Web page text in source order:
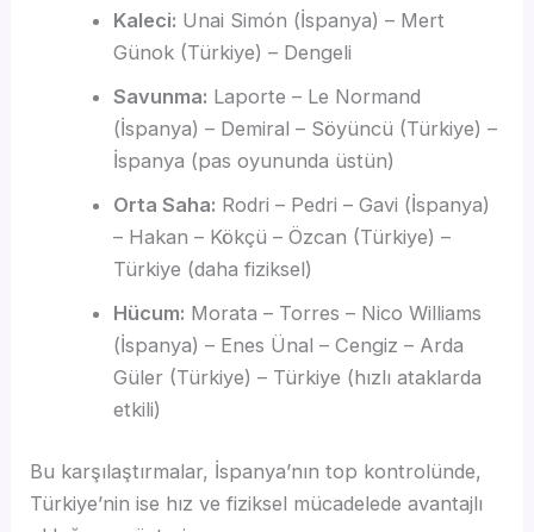
Kaleci: Unai Simón (İspanya) – Mert
Günok (Türkiye) – Dengeli
Savunma: Laporte – Le Normand
(İspanya) – Demiral – Söyüncü (Türkiye) –
İspanya (pas oyununda üstün)
Orta Saha: Rodri – Pedri – Gavi (İspanya)
– Hakan – Kökçü – Özcan (Türkiye) –
Türkiye (daha fiziksel)
Hücum: Morata – Torres – Nico Williams
(İspanya) – Enes Ünal – Cengiz – Arda
Güler (Türkiye) – Türkiye (hızlı ataklarda
etkili)
Bu karşılaştırmalar, İspanya’nın top kontrolünde,
Türkiye’nin ise hız ve fiziksel mücadelede avantajlı